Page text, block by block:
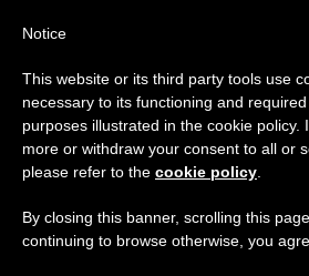
TAG
Posts
‘vendetta’
Notice
This website or its third party tools use
necessary to its functioning and
purposes illustrated in the cookie policy.
more or withdraw your consent to all or
please refer to the cookie policy
By closing this banner, scrolling this
continuing to browse otherwise, you